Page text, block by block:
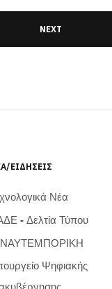
NEXT
ΕΙΔΉΣΕΙΣ
Νέα
- Δελτία Τύπου
Ψηφιακής